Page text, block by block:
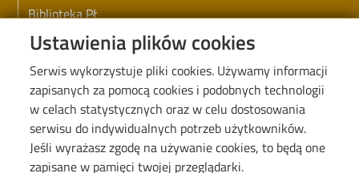
Ustawienia plików cookies
Serwis wykorzystuje pliki cookies. Używamy informacji
zapisanych za pomocą cookies i podobnych technologii
w celach statystycznych oraz w celu dostosowania
serwisu do indywidualnych potrzeb użytkowników.
Jeśli wyrażasz zgodę na używanie cookies, to będą one
zapisane w pamięci twojej przeglądarki.
Image
Biblioteka PŁ
Koronawirus - informacje i zarządzenia PŁ
Deklaracja dostępności cyfrowej